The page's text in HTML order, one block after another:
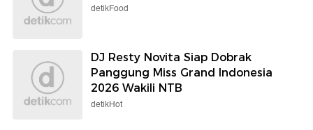
detikFood
DJ Resty Novita Siap Dobrak
Panggung Miss Grand Indonesia
2026 Wakili NTB
detikHot